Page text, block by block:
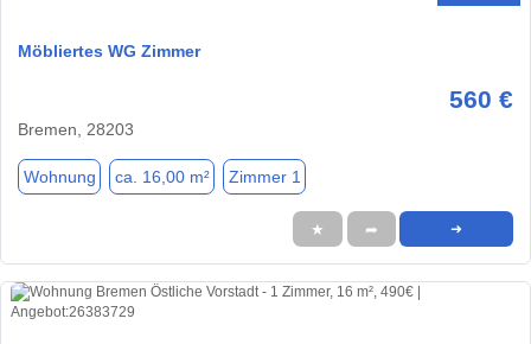
Möbliertes WG Zimmer
560 €
Bremen, 28203
Wohnung ca. 16,00 m² Zimmer 1
★ ➦ ➜